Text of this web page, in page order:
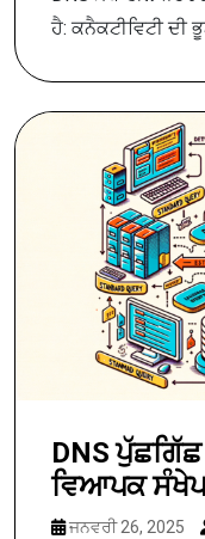
ਹੈ: ਕਨੈਕਟੀਵਿਟੀ ਦੀ
DNS
ਵਿਆਪਕ ਸੰਖੇਪ
ਜਨਵਰੀ 26, 2025